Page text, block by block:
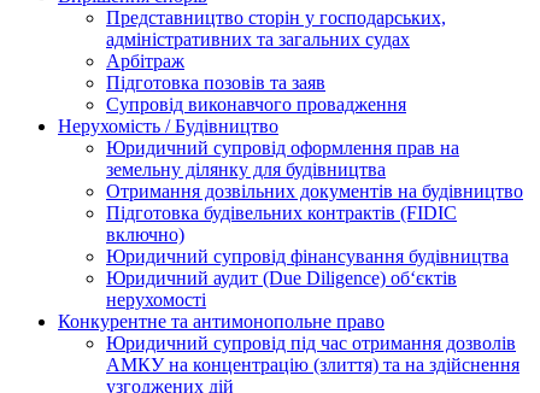
Представництво сторін у господарських,
адміністративних та загальних судах
Арбітраж
Підготовка позовів та заяв
Супровід виконавчого провадження
Нерухомість / Будівництво
Юридичний супровід оформлення прав на
земельну ділянку для будівництва
Отримання дозвільних документів на будівництво
Підготовка будівельних контрактів (FIDIC
включно)
Юридичний супровід фінансування будівництва
Юридичний аудит (Due Diligence) об‘єктів
нерухомості
Конкурентне та антимонопольне право
Юридичний супровід під час отримання дозволів
АМКУ на концентрацію (злиття) та на здійснення
узгоджених дій